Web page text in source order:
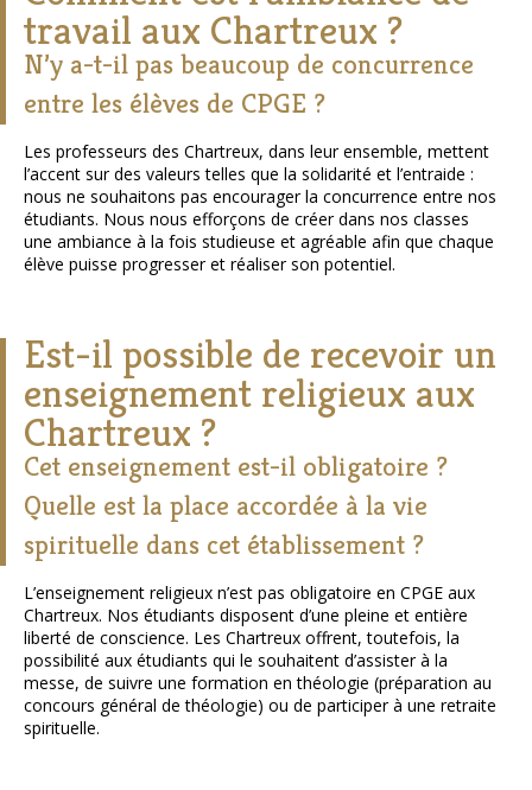
travail aux Chartreux ?
N’y a-t-il pas beaucoup de concurrence
entre les élèves de CPGE ?
Les professeurs des Chartreux, dans leur ensemble, mettent
l’accent sur des valeurs telles que la solidarité et l’entraide :
nous ne souhaitons pas encourager la concurrence entre nos
étudiants. Nous nous efforçons de créer dans nos classes
une ambiance à la fois studieuse et agréable afin que chaque
élève puisse progresser et réaliser son potentiel.
Est-il possible de recevoir un
enseignement religieux aux
Chartreux ?
Cet enseignement est-il obligatoire ?
Quelle est la place accordée à la vie
spirituelle dans cet établissement ?
L’enseignement religieux n’est pas obligatoire en CPGE aux
Chartreux. Nos étudiants disposent d’une pleine et entière
liberté de conscience. Les Chartreux offrent, toutefois, la
possibilité aux étudiants qui le souhaitent d’assister à la
messe, de suivre une formation en théologie (préparation au
concours général de théologie) ou de participer à une retraite
spirituelle.